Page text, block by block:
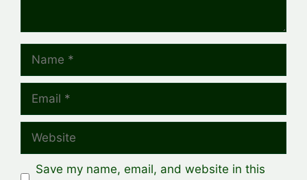
Save my name, email, and website in this